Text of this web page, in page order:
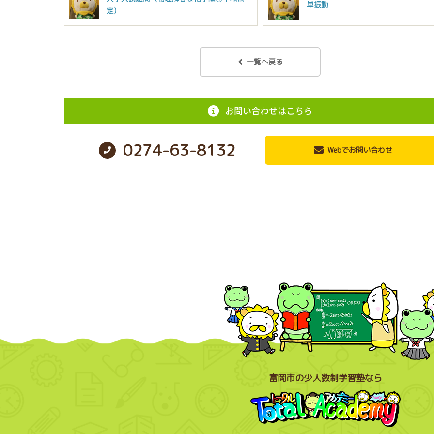
定）
単振動
一覧へ戻る
お問い合わせはこちら
0274-63-8132 Webでお問い合わせ
富岡市の少人数制学習塾なら